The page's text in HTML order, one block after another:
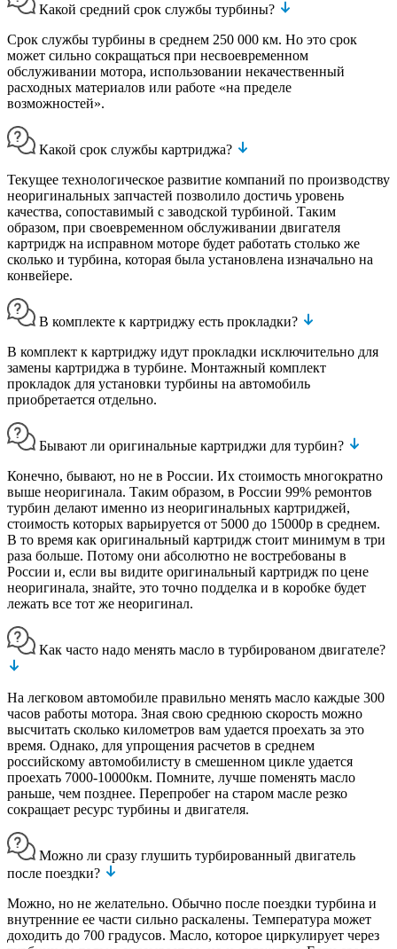
Какой средний срок службы турбины?
Срок службы турбины в среднем 250 000 км. Но это срок
может сильно сокращаться при несвоевременном
обслуживании мотора, использовании некачественный
расходных материалов или работе «на пределе
возможностей».
Какой срок службы картриджа?
Текущее технологическое развитие компаний по производству
неоригинальных запчастей позволило достичь уровень
качества, сопоставимый с заводской турбиной. Таким
образом, при своевременном обслуживании двигателя
картридж на исправном моторе будет работать столько же
сколько и турбина, которая была установлена изначально на
конвейере.
В комплекте к картриджу есть прокладки?
В комплект к картриджу идут прокладки исключительно для
замены картриджа в турбине. Монтажный комплект
прокладок для установки турбины на автомобиль
приобретается отдельно.
Бывают ли оригинальные картриджи для турбин?
Конечно, бывают, но не в России. Их стоимость многократно
выше неоригинала. Таким образом, в России 99% ремонтов
турбин делают именно из неоригинальных картриджей,
стоимость которых варьируется от 5000 до 15000р в среднем.
В то время как оригинальный картридж стоит минимум в три
раза больше. Потому они абсолютно не востребованы в
России и, если вы видите оригинальный картридж по цене
неоригинала, знайте, это точно подделка и в коробке будет
лежать все тот же неоригинал.
Как часто надо менять масло в турбированом двигателе?
На легковом автомобиле правильно менять масло каждые 300
часов работы мотора. Зная свою среднюю скорость можно
высчитать сколько километров вам удается проехать за это
время. Однако, для упрощения расчетов в среднем
российскому автомобилисту в смешенном цикле удается
проехать 7000-10000км. Помните, лучше поменять масло
раньше, чем позднее. Перепробег на старом масле резко
сокращает ресурс турбины и двигателя.
Можно ли сразу глушить турбированный двигатель
после поездки?
Можно, но не желательно. Обычно после поездки турбина и
внутренние ее части сильно раскалены. Температура может
доходить до 700 градусов. Масло, которое циркулирует через